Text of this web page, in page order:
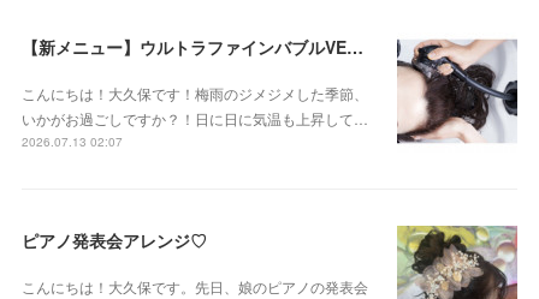
【新メニュー】ウルトラファインバブルVEENA始めました！
こんにちは！大久保です！梅雨のジメジメした季節、
いかがお過ごしですか？！日に日に気温も上昇して…
2026.07.13 02:07
ピアノ発表会アレンジ♡
こんにちは！大久保です。先日、娘のピアノの発表会